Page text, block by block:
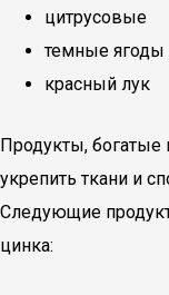
цитрусовые
темные ягоды
красный лук
Продукты, богатые
укрепить ткани и
Следующие
цинка: